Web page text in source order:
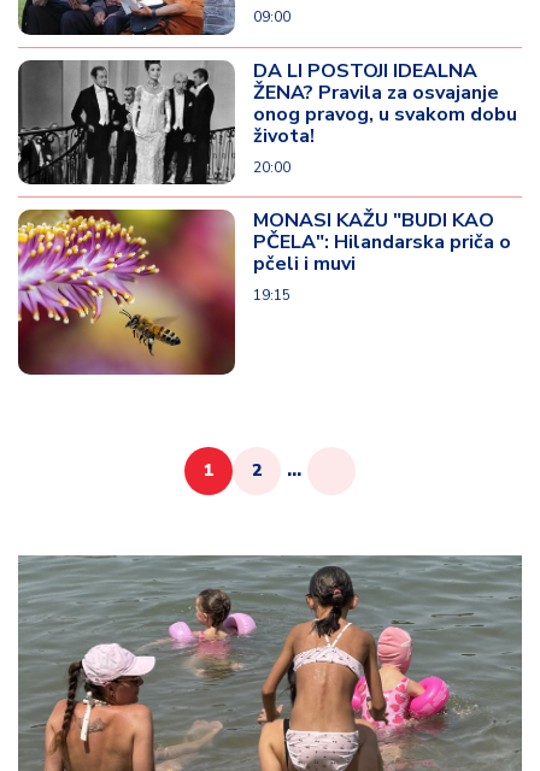
09:00
DA LI POSTOJI IDEALNA
ŽENA? Pravila za osvajanje
onog pravog, u svakom dobu
života!
20:00
MONASI KAŽU "BUDI KAO
PČELA": Hilandarska priča o
pčeli i muvi
19:15
1 2 ...